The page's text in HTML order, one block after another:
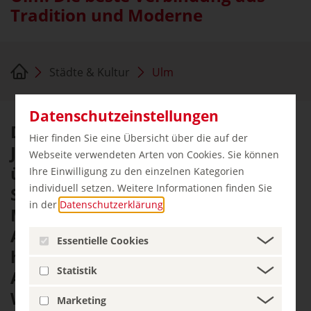
Datenschutzeinstellungen
Hier finden Sie eine Übersicht über die auf der
Webseite verwendeten Arten von Cookies. Sie können
Ihre Einwilligung zu den einzelnen Kategorien
individuell setzen. Weitere Informationen finden Sie
in der Datenschutzerklärung
Essentielle Cookies
Statistik
Marketing
Tradition und Moderne
Städte & Kultur Ulm
Das Ulmer Münster ist seit
Jahrhunderten das alles
überragende Wahrzeichen der
Stadt. Es verleiht dem
Münsterplatz eine besondere
Atmosphäre, in der sich
historische Kulisse und moderne
Architektur auf faszinierende
Weise begegnen. Rund um das